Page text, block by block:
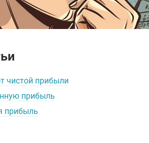
чистой прибыли
прибыль
прибыль